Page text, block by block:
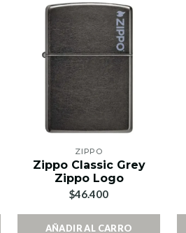
ZIPPO
Zippo Classic Grey
Zippo Logo
$46.400
AÑADIR AL CARRO